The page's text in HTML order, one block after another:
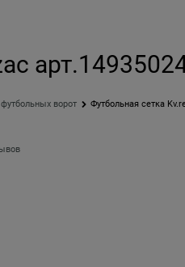
ворот Футбольная сетка